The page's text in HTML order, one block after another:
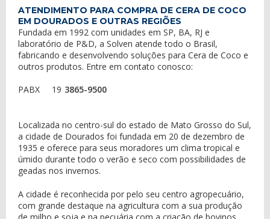
ATENDIMENTO PARA COMPRA DE CERA DE COCO
EM DOURADOS E OUTRAS REGIÕES
Fundada em 1992 com unidades em SP, BA, RJ e
laboratório de P&D, a Solven atende todo o Brasil,
fabricando e desenvolvendo soluções para Cera de Coco e
outros produtos. Entre em contato conosco:
PABX
19 3865-9500
Localizada no centro-sul do estado de Mato Grosso do Sul,
a cidade de Dourados foi fundada em 20 de dezembro de
1935 e oferece para seus moradores um clima tropical e
úmido durante todo o verão e seco com possibilidades de
geadas nos invernos.
A cidade é reconhecida por pelo seu centro agropecuário,
com grande destaque na agricultura com a sua produção